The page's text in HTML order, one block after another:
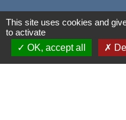
This site uses cookies and
to activate
OK, accept all